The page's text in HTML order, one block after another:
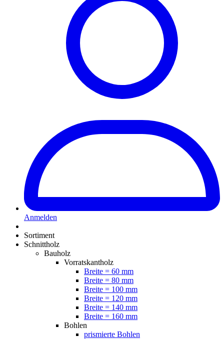
Anmelden
Sortiment
Schnittholz
Bauholz
Vorratskantholz
Breite = 60 mm
Breite = 80 mm
Breite = 100 mm
Breite = 120 mm
Breite = 140 mm
Breite = 160 mm
Bohlen
prismierte Bohlen